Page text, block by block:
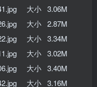
大小 3.06M
大小 2.87M
大小 3.34M
大小 3.02M
大小 3.40M
大小 3.16M